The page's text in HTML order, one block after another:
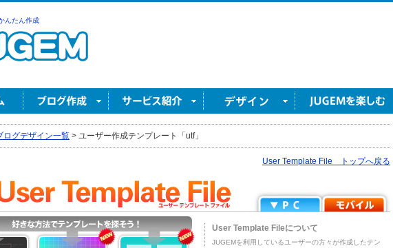
んたん作成
ログデザイン一覧 > ユーザー作成テンプレート「utf」
User Template File トップへ戻る
User Template Fileについて
JUGEMを利用しているユーザーの方々が作成したテン